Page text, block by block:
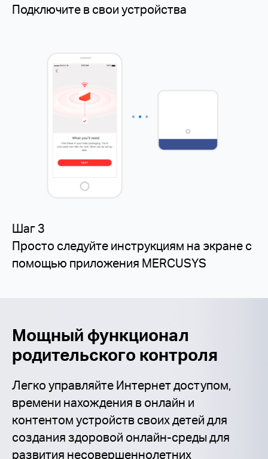
Подключите в свои устройства
Шаг 3
Просто следуйте инструкциям на экране с
помощью приложения MERCUSYS
Мощный функционал
родительского контроля
Легко управляйте Интернет доступом,
времени нахождения в онлайн и
контентом устройств своих детей для
создания здоровой онлайн-среды для
развития несовершеннолетних